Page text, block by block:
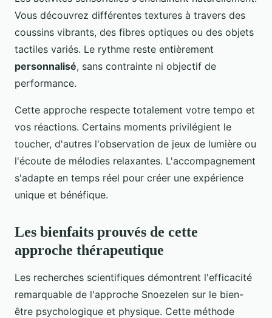
Vous découvrez différentes textures à travers des
coussins vibrants, des fibres optiques ou des objets
tactiles variés. Le rythme reste entièrement
personnalisé, sans contrainte ni objectif de
performance.
Cette approche respecte totalement votre tempo et
vos réactions. Certains moments privilégient le
toucher, d'autres l'observation de jeux de lumière ou
l'écoute de mélodies relaxantes. L'accompagnement
s'adapte en temps réel pour créer une expérience
unique et bénéfique.
Les bienfaits prouvés de cette
approche thérapeutique
Les recherches scientifiques démontrent l'efficacité
remarquable de l'approche Snoezelen sur le bien-
être psychologique et physique. Cette méthode